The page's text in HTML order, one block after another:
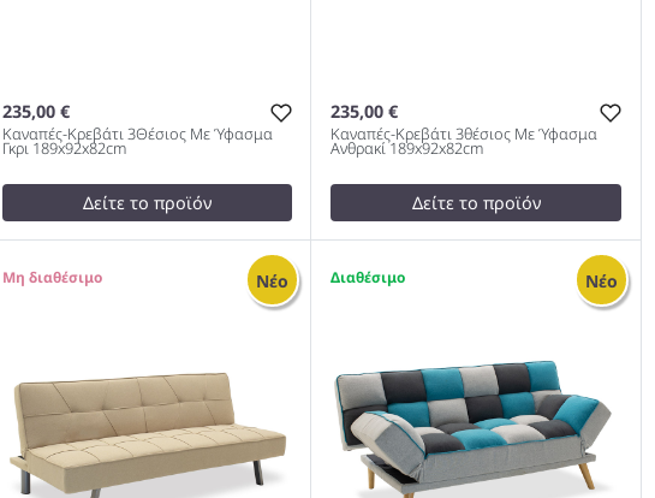
235,00 €
Καναπές-Κρεβάτι 3Θέσιος Με Ύφασμα
Γκρι 189x92x82cm
Δείτε το προϊόν
249,00 €
False
Καναπές-Κρεβάτι 3Θέσιος Με
235,00 €
Καναπές-Κρεβάτι 3θέσιος Με Ύφασμα
Ανθρακί 189x92x82cm
Δείτε το προϊόν
249,00 €
testFalse
Καναπές-Κρεβάτι 3θέσιος Με
Νέο Νέο